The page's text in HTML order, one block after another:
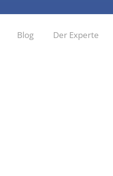
Blog Der Experte